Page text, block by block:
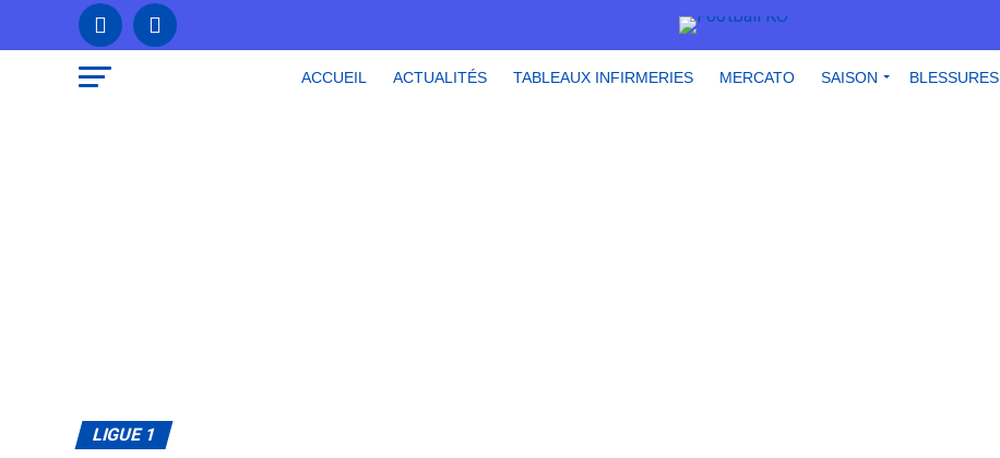
ACCUEIL ACTUALITÉS TABLEAUX INFIRMERIES MERCATO SAISON BLESSURES
LIGUE 1